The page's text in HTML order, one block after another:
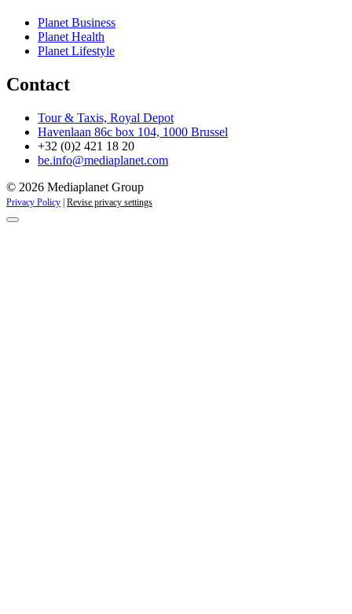
Planet Business
Planet Health
Planet Lifestyle
Contact
Tour & Taxis, Royal Depot
Havenlaan 86c box 104, 1000 Brussel
+32 (0)2 421 18 20
be.info@mediaplanet.com
© 2026 Mediaplanet Group
Privacy Policy | Revise privacy settings